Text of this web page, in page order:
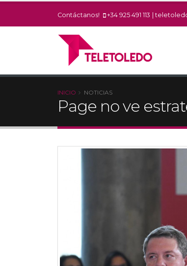
Contáctanos! +34 925 491 113 |
INICIO NOTICIAS
Page no ve